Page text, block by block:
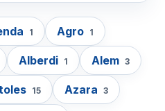
1 Agro 1
Alberdi 1 Alem 3
15 Azara 3